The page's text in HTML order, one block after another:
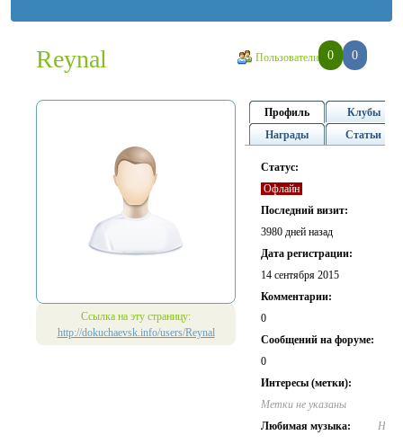
0 0
Пользователи
Reynal
Ссылка на эту страницу:
http://dokuchaevsk.info/users/Reynal
Профиль
Клубы
Награды
Статьи
Статус:
Офлайн
Последний визит:
3980 дней назад
Дата регистрации:
14 сентября 2015
Комментарии:
0
Cообщений на форуме:
0
Интересы (метки):
Метки не указаны
Любимая музыка:
Не